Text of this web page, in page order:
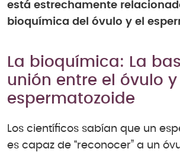
está estrechamente
bioquímica del óvulo y el
La bioquímica: La
unión entre el óvulo y
espermatozoide
Los científicos sabían que un
es capaz de “reconocer” a un